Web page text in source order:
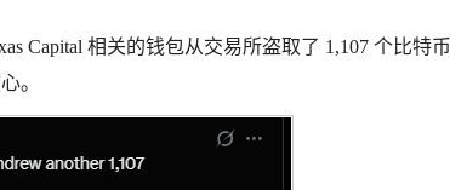
Capital 相关的钱包从交易所盗取了 1,107 个比特币
。